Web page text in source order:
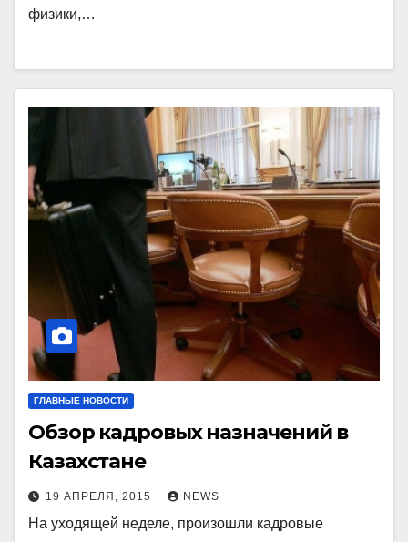
физики,…
ГЛАВНЫЕ НОВОСТИ
Обзор кадровых назначений в
Казахстане
19 АПРЕЛЯ, 2015 NEWS
На уходящей неделе, произошли кадровые